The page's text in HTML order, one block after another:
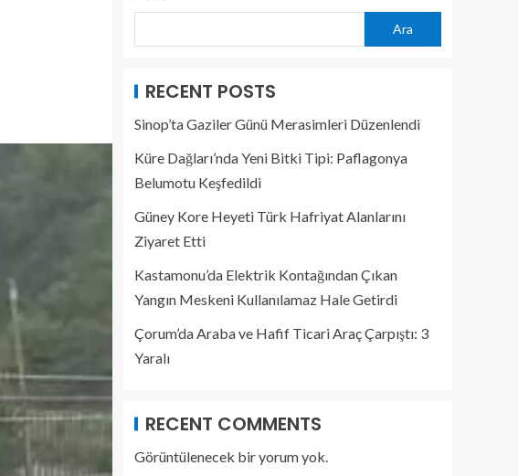
Ara
RECENT POSTS
Sinop’ta Gaziler Günü Merasimleri Düzenlendi
Küre Dağları’nda Yeni Bitki Tipi: Paflagonya
Belumotu Keşfedildi
Güney Kore Heyeti Türk Hafriyat Alanlarını
Ziyaret Etti
Kastamonu’da Elektrik Kontağından Çıkan
Yangın Meskeni Kullanılamaz Hale Getirdi
Çorum’da Araba ve Hafif Ticari Araç Çarpıştı: 3
Yaralı
RECENT COMMENTS
Görüntülenecek bir yorum yok.